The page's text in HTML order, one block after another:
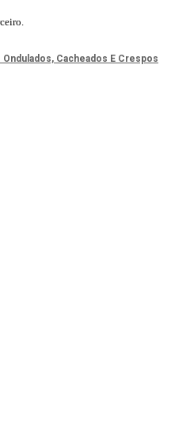
Cacheados E Crespos